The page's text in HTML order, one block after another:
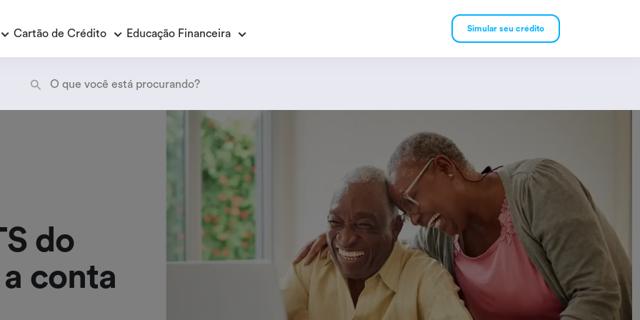
Empréstimo Consignado
Empréstimo Consignado Loas
Empréstimo Consignado
Privado
Cartão de Crédito Educação Financeira Simular seu crédito
do
conta